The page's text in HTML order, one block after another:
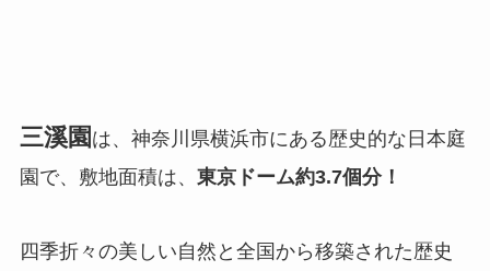
三溪園 は、神奈川県横浜市にある歴史的な日本庭
園で、敷地面積は、 東京ドーム約3.7個分！
四季折々の美しい自然と全国から移築された歴史